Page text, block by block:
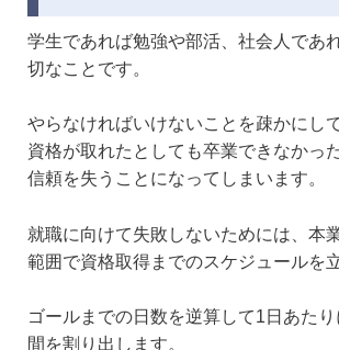
学生であれば勉強や部活、社会人であ
切なことです。
やらなければいけないことを疎かにし
資格が取れたとしても卒業できなかっ
信頼を失うことになってしまいます。
就職に向けて失敗しないためには、本
範囲で資格取得までのスケジュールを
ゴールまでの日数を逆算して1日あた
間を割り出します。